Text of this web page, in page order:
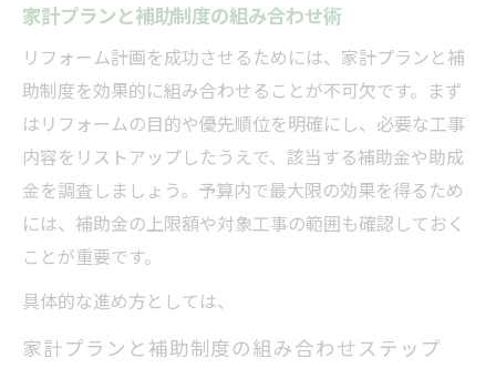
家計プランと補助制度の組み合わせ術
リフォーム計画を成功させるためには、家計プランと補
助制度を効果的に組み合わせることが不可欠です。まず
はリフォームの目的や優先順位を明確にし、必要な工事
内容をリストアップしたうえで、該当する補助金や助成
金を調査しましょう。予算内で最大限の効果を得るため
には、補助金の上限額や対象工事の範囲も確認しておく
ことが重要です。
具体的な進め方としては、
家計プランと補助制度の組み合わせステップ